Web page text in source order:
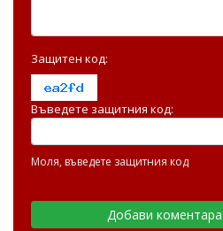
Защитен код:
Въведете защитния код:
Моля, въведете защитния код